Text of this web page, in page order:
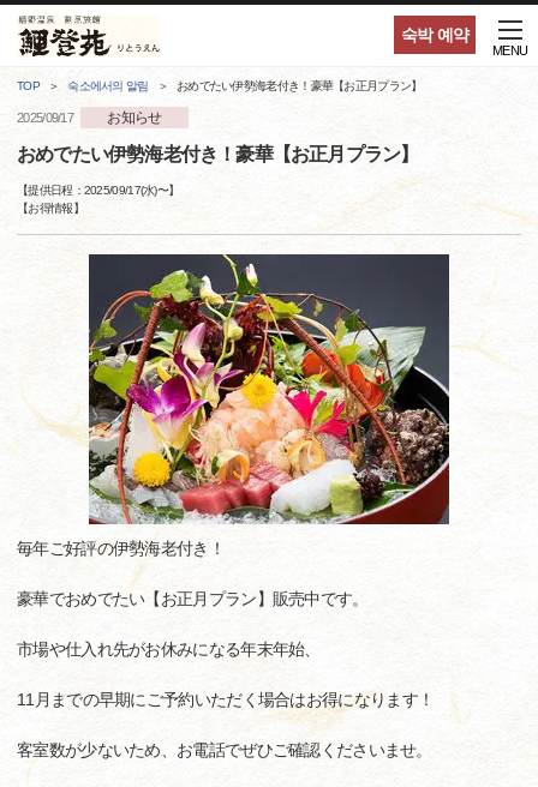
숙박 예약
MENU
TOP 숙소에서의 알림 おめでたい伊勢海老付き！豪華【お正月プラン】
2025/09/17 お知らせ
おめでたい伊勢海老付き！豪華【お正月プラン】
【提供日程：2025/09/17(水)〜】
【お得情報】
毎年ご好評の伊勢海老付き！
豪華でおめでたい【お正月プラン】販売中です。
市場や仕入れ先がお休みになる年末年始、
11月までの早期にご予約いただく場合はお得になります！
客室数が少ないため、お電話でぜひご確認くださいませ。